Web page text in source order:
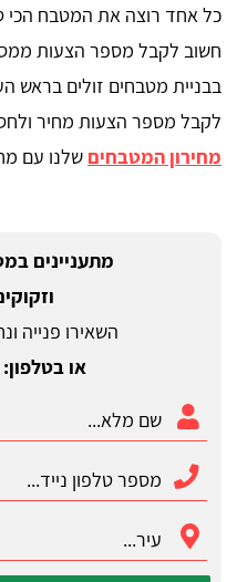
כל אחד רוצה את המטבח הכי
חשוב לקבל מספר הצעות
בבניית מטבחים זולים בראש
לקבל מספר הצעות מחיר ולחסוך עד 37%
מחירון המטבחים שלנו עם
מתעניינים
השאירו פנייה
או